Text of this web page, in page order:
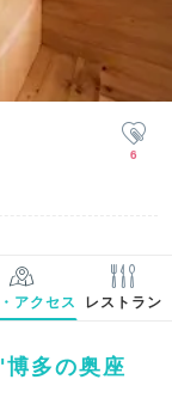
6
アクセス レストラン
多の奥座